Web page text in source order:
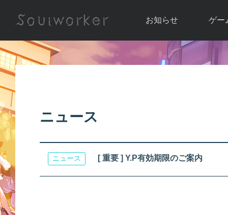
お知らせ
お知らせ一覧
ゲー
ソウ
アップ
ニュース
ニュース [ 重要 ] Y.P有効期限のご案内